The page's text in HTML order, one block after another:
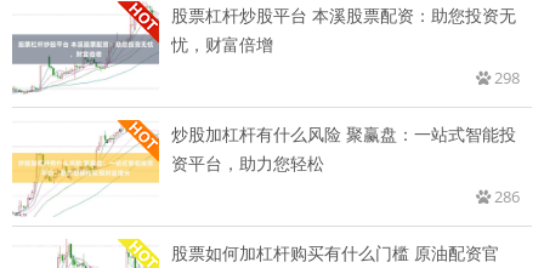
股票杠杆炒股平台 本溪股票配资：助您投资无
忧，财富倍增
298
炒股加杠杆有什么风险 聚赢盘：一站式智能投
资平台，助力您轻松
286
股票如何加杠杆购买有什么门槛 原油配资官